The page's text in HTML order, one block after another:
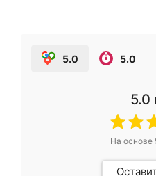
5.0 5.0
5.0
На основе